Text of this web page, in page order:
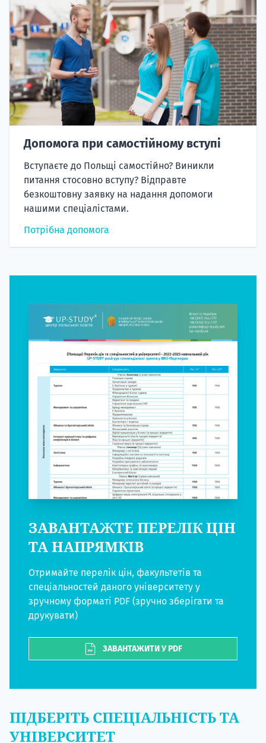
Допомога при самостійному вступі
Вступаєте до Польщі самостійно? Виникли
питання стосовно вступу? Відправте
безкоштовну заявку на надання допомоги
нашими спеціалістами.
Потрібна допомога
ЗАВАНТАЖТЕ ПЕРЕЛІК ЦІН
ТА НАПРЯМКІВ
Отримайте перелік цін, факультетів та
спеціальностей даного університету у
зручному форматі PDF (зручно зберігати та
друкувати)
ЗАВАНТАЖИТИ У PDF
ПІДБЕРІТЬ СПЕЦІАЛЬНІСТЬ ТА
УНІВЕРСИТЕТ